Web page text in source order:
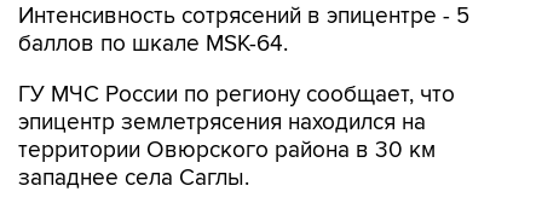
Интенсивность сотрясений в эпицентре - 5
баллов по шкале MSK-64.
ГУ МЧС России по региону сообщает, что
эпицентр землетрясения находился на
территории Овюрского района в 30 км
западнее села Саглы.